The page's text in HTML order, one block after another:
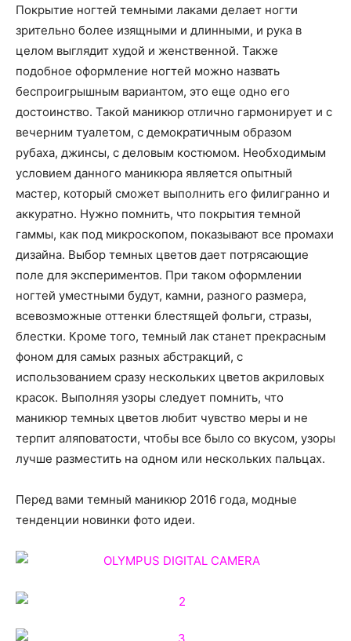
о
нем
Покрытие ногтей темными лаками делает ногти
зрительно более изящными и длинными, и рука в
целом выглядит худой и женственной. Также
подобное оформление ногтей можно назвать
беспроигрышным вариантом, это еще одно его
достоинство. Такой маникюр отлично гармонирует и с
вечерним туалетом, с демократичным образом
рубаха, джинсы, с деловым костюмом. Необходимым
условием данного маникюра является опытный
мастер, который сможет выполнить его филигранно и
аккуратно. Нужно помнить, что покрытия темной
гаммы, как под микроскопом, показывают все промахи
дизайна. Выбор темных цветов дает потрясающие
поле для экспериментов. При таком оформлении
ногтей уместными будут, камни, разного размера,
всевозможные оттенки блестящей фольги, стразы,
блестки. Кроме того, темный лак станет прекрасным
фоном для самых разных абстракций, с
использованием сразу нескольких цветов акриловых
красок. Выполняя узоры следует помнить, что
маникюр темных цветов любит чувство меры и не
терпит аляповатости, чтобы все было со вкусом, узоры
лучше разместить на одном или нескольких пальцах.
Перед вами темный маникюр 2016 года, модные
тенденции новинки фото идеи.